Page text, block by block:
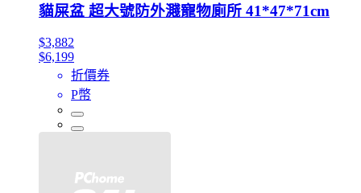
貓屎盆 超大號防外濺寵物廁所 41*47*71cm
$3,882
$6,199
折價券
P幣